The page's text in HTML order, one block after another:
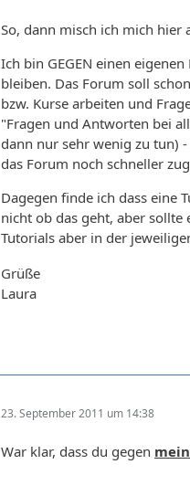
So, dann misch ich mich hier
Ich bin GEGEN einen
bleiben. Das Forum soll
bzw. Kurse arbeiten und
"Fragen und Antworten bei
dann nur sehr wenig zu tun)
das Forum noch schneller
Dagegen finde ich dass eine
nicht ob das geht, aber sollte
Tutorials aber in der
Grüße
Laura
23. September 2011 um 14:38
War klar, dass du gegen